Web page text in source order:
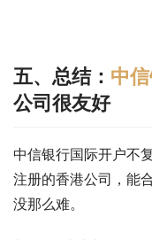
五、总结： 中
公司很友好
中信银行国际开户不
注册的香港公司，能
没那么难。